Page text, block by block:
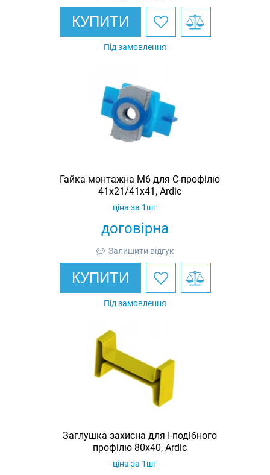
КУПИТИ
Під замовлення
Гайка монтажна M6 для C-профілю
41х21/41х41, Ardic
договірна
ціна за 1шт
Залишити відгук
КУПИТИ
Під замовлення
Заглушка захисна для I-подібного
профілю 80х40, Ardic
ціна за 1шт